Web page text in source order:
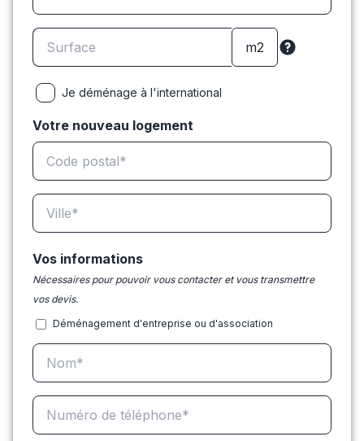
Je déménage à l'international
Votre nouveau logement
Vos informations
Nécessaires pour pouvoir vous contacter et vous transmettre
vos devis.
Déménagement d'entreprise ou d'association